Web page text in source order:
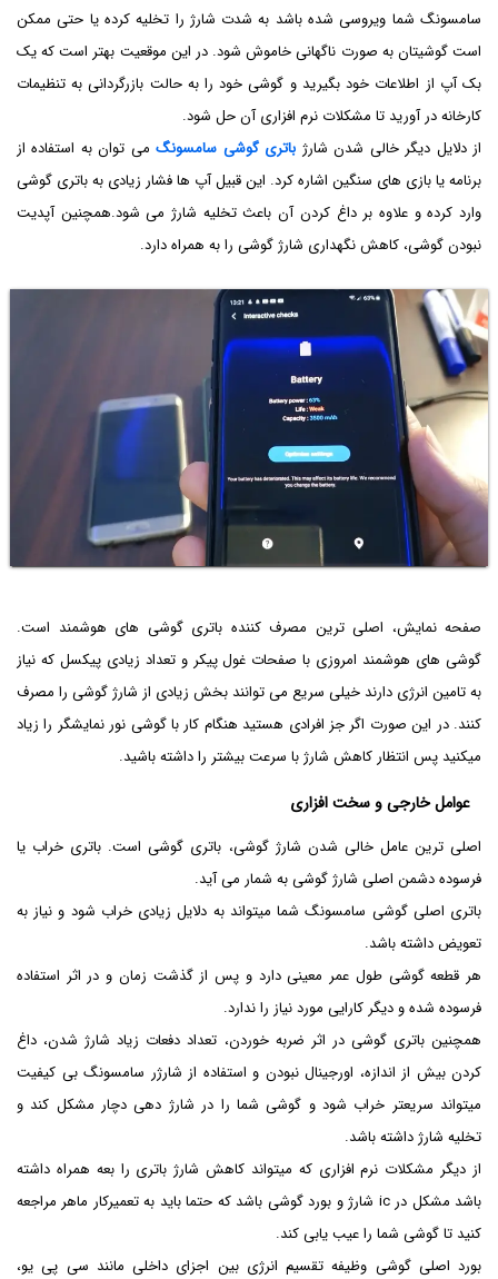
سامسونگ شما ویروسی شده باشد به شدت شارژ را تخلیه کرده یا حتی ممکن
است گوشیتان به صورت ناگهانی خاموش شود. در این موقعیت بهتر است که یک
بک آپ از اطلاعات خود بگیرید و گوشی خود را به حالت بازرگردانی به تنظیمات
کارخانه در آورید تا مشکلات نرم افزاری آن حل شود.
از دلایل دیگر خالی شدن شارژ باتری گوشی سامسونگمی توان به استفاده از
برنامه یا بازی های سنگین اشاره کرد. این قبیل آپ ها فشار زیادی به باتری گوشی
وارد کرده و علاوه بر داغ کردن آن باعث تخلیه شارژ می شود.همچنین آپدیت
نبودن گوشی، کاهش نگهداری شارژ گوشی را به همراه دارد.
صفحه نمایش، اصلی ترین مصرف کننده باتری گوشی های هوشمند است.
گوشی های هوشمند امروزی با صفحات غول پیکر و تعداد زیادی پیکسل که نیاز
به تامین انرژی دارند خیلی سریع می توانند بخش زیادی از شارژ گوشی را مصرف
کنند. در این صورت اگر جز افرادی هستید هنگام کار با گوشی نور نمایشگر را زیاد
میکنید پس انتظار کاهش شارژ با سرعت بیشتر را داشته باشید.
عوامل خارجی و سخت افزاری
اصلی ترین عامل خالی شدن شارژ گوشی، باتری گوشی است. باتری خراب یا
فرسوده دشمن اصلی شارژ گوشی به شمار می آید.
باتری اصلی گوشی سامسونگ شما میتواند به دلایل زیادی خراب شود و نیاز به
تعویض داشته باشد.
هر قطعه گوشی طول عمر معینی دارد و پس از گذشت زمان و در اثر استفاده
فرسوده شده و دیگر کارایی مورد نیاز را ندارد.
همچنین باتری گوشی در اثر ضربه خوردن، تعداد دفعات زیاد شارژ شدن، داغ
کردن بیش از اندازه، اورجینال نبودن و استفاده از شارژر سامسونگ بی کیفیت
میتواند سریعتر خراب شود و گوشی شما را در شارژ دهی دچار مشکل کند و
تخلیه شارژ داشته باشد.
از دیگر مشکلات نرم افزاری که میتواند کاهش شارژ باتری را بعه همراه داشته
باشد مشکل در ic شارژ و بورد گوشی باشد که حتما باید به تعمیرکار ماهر مراجعه
کنید تا گوشی شما را عیب یابی کند.
بورد اصلی گوشی وظیفه تقسیم انرژی بین اجزای داخلی مانند سی پی یو،